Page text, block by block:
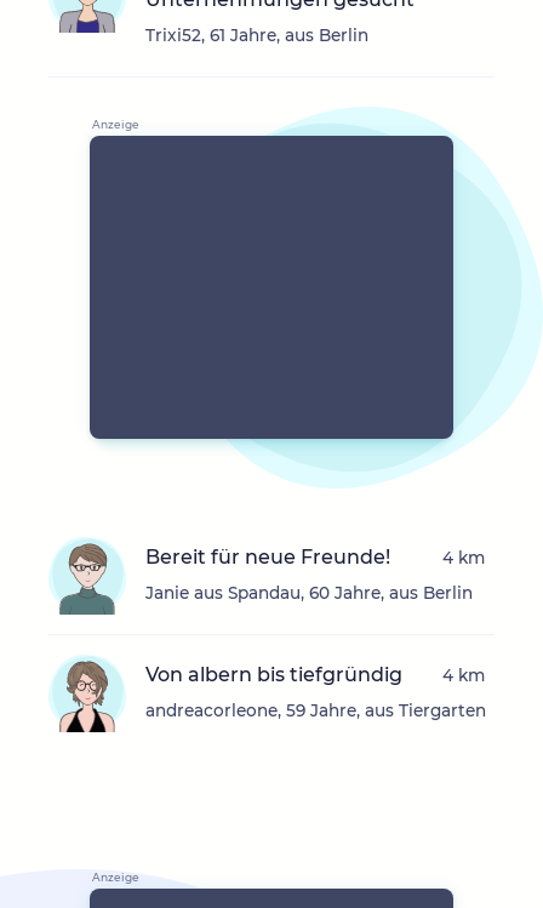
Trixi52, 61 Jahre, aus Berlin
Bereit für neue Freunde!
Janie aus Spandau, 60 Jahre, aus Berlin
4 km
Von albern bis tiefgründig
andreacorleone, 59 Jahre, aus Tiergarten
4 km